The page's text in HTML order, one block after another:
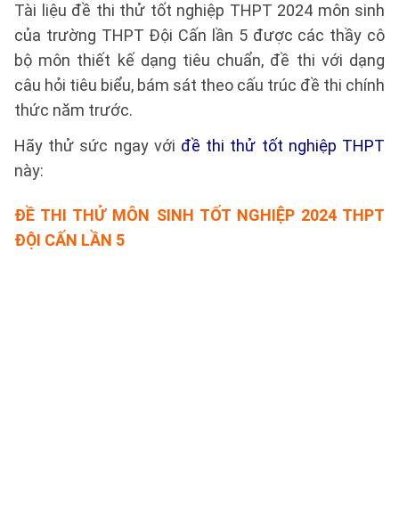
Tài liệu đề thi thử tốt nghiệp THPT 2024 môn sinh
của trường THPT Đội Cấn lần 5 được các thầy cô
bộ môn thiết kế dạng tiêu chuẩn, đề thi với dạng
câu hỏi tiêu biểu, bám sát theo cấu trúc đề thi chính
thức năm trước.
Hãy thử sức ngay với đề thi thử tốt nghiệp THPT
này:
ĐỀ THI THỬ MÔN SINH TỐT NGHIỆP 2024 THPT
ĐỘI CẤN LẦN 5